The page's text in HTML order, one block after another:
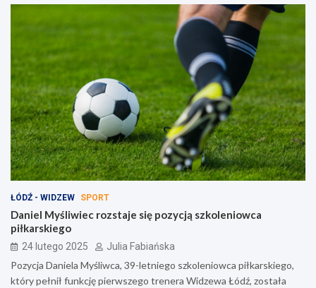
ŁÓDŹ - WIDZEW SPORT
Daniel Myśliwiec rozstaje się pozycją szkoleniowca
piłkarskiego
24 lutego 2025 Julia Fabiańska
Pozycja Daniela Myśliwca, 39-letniego szkoleniowca piłkarskiego,
który pełnił funkcję pierwszego trenera Widzewa Łódź, została